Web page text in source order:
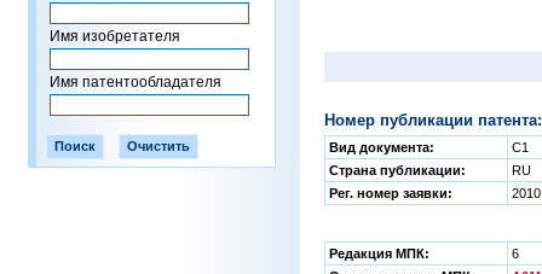
Имя изобретателя
Имя патентообладателя
Номер публикации
Вид документа:
C1
Страна публикации:
RU
Рег. номер заявки:
Редакция МПК:
6